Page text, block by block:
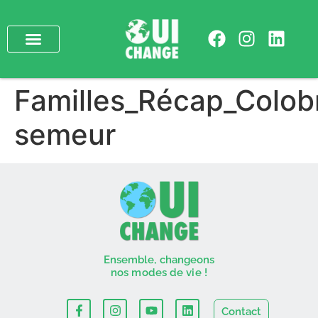
semeur
Ensemble, changeons
nos modes de vie !
Contact